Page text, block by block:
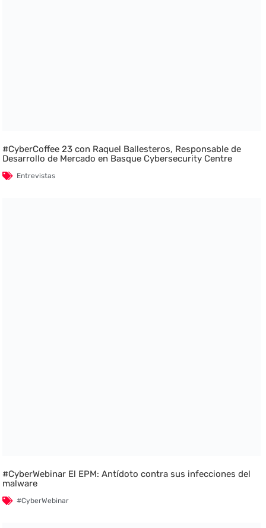
#CyberCoffee 23 con Raquel Ballesteros, Responsable de
Desarrollo de Mercado en Basque Cybersecurity Centre
Entrevistas
#CyberWebinar El EPM: Antídoto contra sus infecciones del
malware
#CyberWebinar